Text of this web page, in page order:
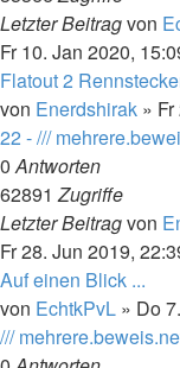
Letzter Beitragvon
Fr 10. Jan 2020,
Flatout 2
von Enerdshirak »
22 - ///
0Antworten
62891Zugriffe
Letzter Beitragvon
Fr 28. Jun 2019,
Auf einen Blick ...
von EchtkPvL » Do
///